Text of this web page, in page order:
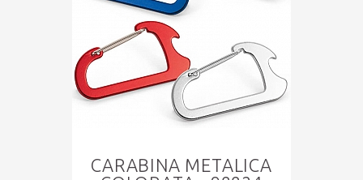
CARABINA METALICA